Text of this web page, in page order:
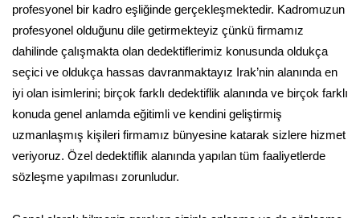
profesyonel bir kadro eşliğinde gerçekleşmektedir. Kadromuzun
profesyonel olduğunu dile getirmekteyiz çünkü firmamız
dahilinde çalışmakta olan dedektiflerimiz konusunda oldukça
seçici ve oldukça hassas davranmaktayız Irak’nin alanında en
iyi olan isimlerini; birçok farklı dedektiflik alanında ve birçok farklı
konuda genel anlamda eğitimli ve kendini geliştirmiş
uzmanlaşmış kişileri firmamız bünyesine katarak sizlere hizmet
veriyoruz. Özel dedektiflik alanında yapılan tüm faaliyetlerde
sözleşme yapılması zorunludur.